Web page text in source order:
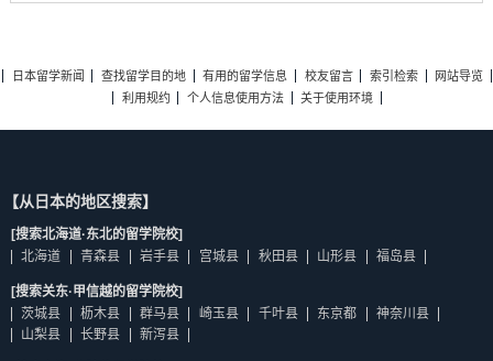
日本留学新闻 查找留学目的地 有用的留学信息 校友留言 索引检索
网站导览
利用规约
个人信息使用方法 关于使用环境
【从日本的地区搜索】
[搜索北海道·东北的留学院校]
北海道
青森县 岩手县 宫城县 秋田县 山形县 福岛县
[搜索关东·甲信越的留学院校]
茨城县
枥木县 群马县 崎玉县 千叶县 东京都
神奈川县
山梨县
长野县 新泻县